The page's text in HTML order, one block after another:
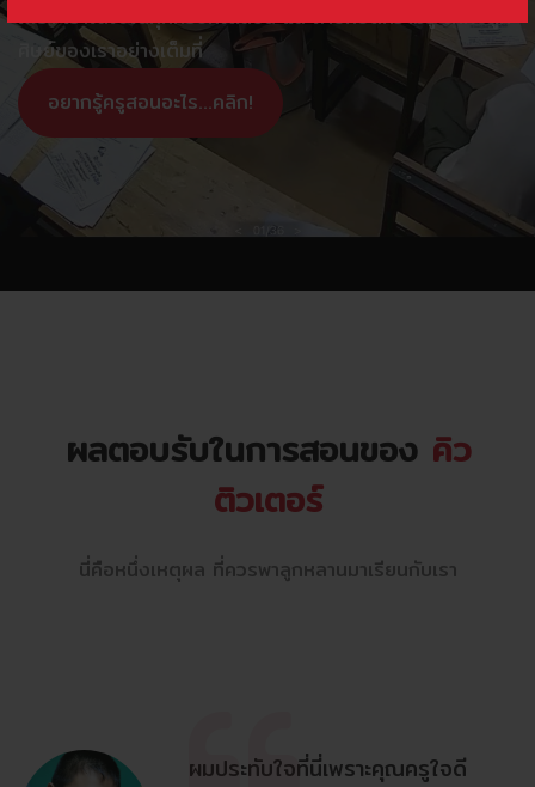
เพราะเราใส่ใจในทุกครั้งที่ได้สอน และถ่ายทอดความรู้ ให้กับลูก
ศิษย์ของเราอย่างเต็มที่
อยากรู้ครูสอนอะไร...คลิก!
ผลตอบรับในการสอนของคิว
ติวเตอร์
นี่คือหนึ่งเหตุผล ที่ควรพาลูกหลานมาเรียนกับเรา
ผมประทับใจที่นี่เพราะคุณครูใจดี